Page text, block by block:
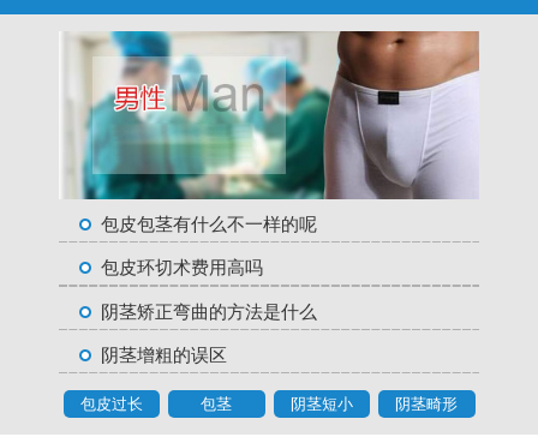
包皮包茎有什么不一样的呢
包皮环切术费用高吗
阴茎矫正弯曲的方法是什么
阴茎增粗的误区
包皮过长 包茎 阴茎短小 阴茎畸形